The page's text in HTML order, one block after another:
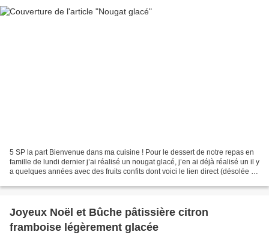
5 SP la part Bienvenue dans ma cuisine ! Pour le dessert de notre repas en
famille de lundi dernier j’ai réalisé un nougat glacé, j’en ai déjà réalisé un il y
a quelques années avec des fruits confits dont voici le lien direct (désolée je
Joyeux Noël et Bûche pâtissière citron
framboise légèrement glacée